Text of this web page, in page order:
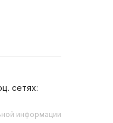
сетях:
информации